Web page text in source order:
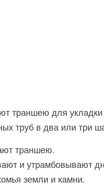
траншею для укладки
труб в два или три
траншею.
и утрамбовывают
земли и камни.